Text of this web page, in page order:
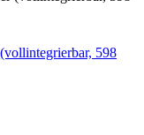
598